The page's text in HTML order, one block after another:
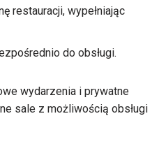
restauracji, wypełniając
do obsługi.
wydarzenia i prywatne
sale z możliwością obsługi